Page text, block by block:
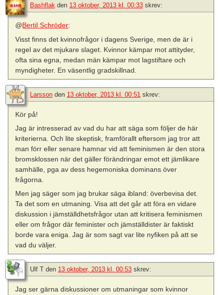
Bashflak den 13 oktober, 2013 kl. 00:33 skrev:
@Bertil Schröder:
Visst finns det kvinnofrågor i dagens Sverige, men de är i
regel av det mjukare slaget. Kvinnor kämpar mot attityder,
ofta sina egna, medan män kämpar mot lagstiftare och
myndigheter. En väsentlig gradskillnad.
Larsson den 13 oktober, 2013 kl. 00:51 skrev:
Kör på!
Jag är intresserad av vad du har att säga som följer de här
kriterierna. Och lite skeptisk, framförallt eftersom jag tror att
man förr eller senare hamnar vid att feminismen är den stora
bromsklossen när det gäller förändringar emot ett jämlikare
samhälle, pga av dess hegemoniska dominans över
frågorna.
Men jag säger som jag brukar säga ibland: överbevisa det.
Ta det som en utmaning. Visa att det går att föra en vidare
diskussion i jämställdhetsfrågor utan att kritisera feminismen
eller om frågor där feminister och jämställdister är faktiskt
borde vara eniga. Jag är som sagt var lite nyfiken på att se
vad du väljer.
Ulf T den 13 oktober, 2013 kl. 00:53 skrev:
Jag ser gärna diskussioner om utmaningar som kvinnor